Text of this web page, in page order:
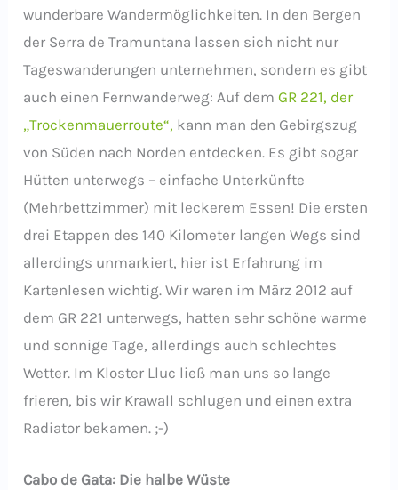
wunderbare Wandermöglichkeiten. In den Bergen
der Serra de Tramuntana lassen sich nicht nur
Tageswanderungen unternehmen, sondern es gibt
auch einen Fernwanderweg: Auf demGR 221, der
„Trockenmauerroute“, kann man den Gebirgszug
von Süden nach Norden entdecken. Es gibt sogar
Hütten unterwegs – einfache Unterkünfte
(Mehrbettzimmer) mit leckerem Essen! Die ersten
drei Etappen des 140 Kilometer langen Wegs sind
allerdings unmarkiert, hier ist Erfahrung im
Kartenlesen wichtig. Wir waren im März 2012 auf
dem GR 221 unterwegs, hatten sehr schöne warme
und sonnige Tage, allerdings auch schlechtes
Wetter. Im Kloster Lluc ließ man uns so lange
frieren, bis wir Krawall schlugen und einen extra
Radiator bekamen. ;-)
Cabo de Gata: Die halbe Wüste